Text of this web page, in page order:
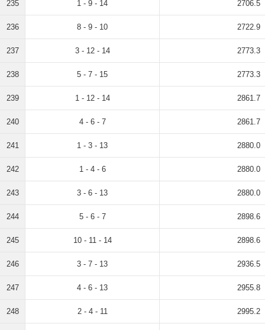
235 1 - 9 - 14 2706.5
236 8 - 9 - 10 2722.9
237 3 - 12 - 14 2773.3
238 5 - 7 - 15 2773.3
239 1 - 12 - 14 2861.7
240 4 - 6 - 7 2861.7
241 1 - 3 - 13 2880.0
242 1 - 4 - 6 2880.0
243 3 - 6 - 13 2880.0
244 5 - 6 - 7 2898.6
245 10 - 11 - 14 2898.6
246 3 - 7 - 13 2936.5
247 4 - 6 - 13 2955.8
248 2 - 4 - 11 2995.2